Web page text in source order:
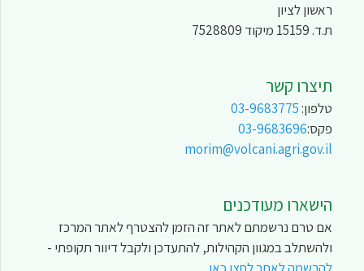
ראשון לציון
ת.ד. 15159 מיקוד 7528809
תיצרו קשר
טלפון:03-9683775
פקס:03-9683696
morim@volcani.agri.gov.il
הישארו מעודכנים
אם טרם נרשמתם לאתר זה הזמן להצטרף לאתר המרכז
ולהשתלב במגוון הקהילות, להתעדכן ולקבל דיוור תקופתי -